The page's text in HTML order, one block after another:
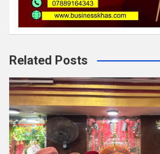
Related Posts